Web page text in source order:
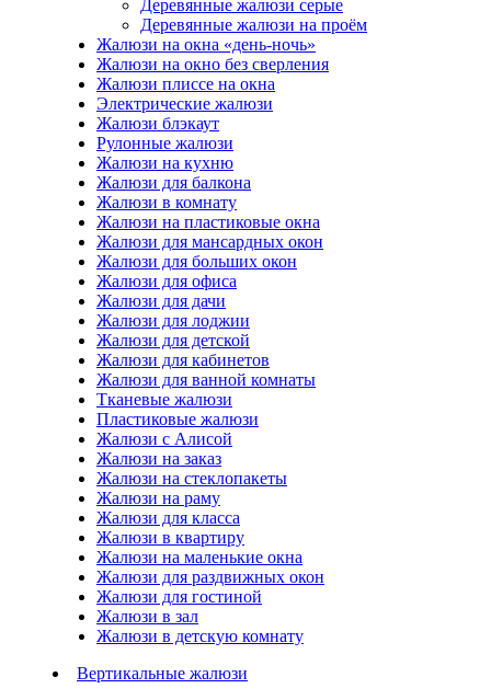
Деревянные жалюзи серые
Деревянные жалюзи на проём
Жалюзи на окна «день-ночь»
Жалюзи на окно без сверления
Жалюзи плиссе на окна
Электрические жалюзи
Жалюзи блэкаут
Рулонные жалюзи
Жалюзи на кухню
Жалюзи для балкона
Жалюзи в комнату
Жалюзи на пластиковые окна
Жалюзи для мансардных окон
Жалюзи для больших окон
Жалюзи для офиса
Жалюзи для дачи
Жалюзи для лоджии
Жалюзи для детской
Жалюзи для кабинетов
Жалюзи для ванной комнаты
Тканевые жалюзи
Пластиковые жалюзи
Жалюзи с Алисой
Жалюзи на заказ
Жалюзи на стеклопакеты
Жалюзи на раму
Жалюзи для класса
Жалюзи в квартиру
Жалюзи на маленькие окна
Жалюзи для раздвижных окон
Жалюзи для гостиной
Жалюзи в зал
Жалюзи в детскую комнату
Вертикальные жалюзи